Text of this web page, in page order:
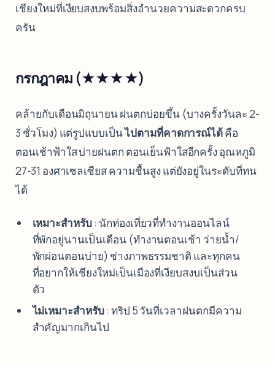
เชียงใหม่ที่เงียบสงบพร้อมสิ่งอำนวยความสะดวกครบ
ครัน
กรกฎาคม (★★★★)
คล้ายกับเดือนมิถุนายน ฝนตกบ่อยขึ้น (บางครั้งวันละ 2-
3 ชั่วโมง) แต่รูปแบบเป็นไปตามที่คาดการณ์ได้คือ
ตอนเช้าฟ้าใส บ่ายฝนตก ตอนเย็นฟ้าใสอีกครั้ง อุณหภูมิ
27-31 องศาเซลเซียส ความชื้นสูง แต่ยังอยู่ในระดับที่ทน
ได้
เหมาะสำหรับ: นักท่องเที่ยวที่ทำงานออนไลน์
ที่พักอยู่นานเป็นเดือน (ทำงานตอนเช้า ว่ายน้ำ/
พักผ่อนตอนบ่าย) ช่างภาพธรรมชาติ และทุกคน
ที่อยากให้เชียงใหม่เป็นเมืองที่เงียบสงบเป็นส่วน
ตัว
ไม่เหมาะสำหรับ: ทริป 5 วันที่เวลาฝนตกมีความ
สำคัญมากเกินไป